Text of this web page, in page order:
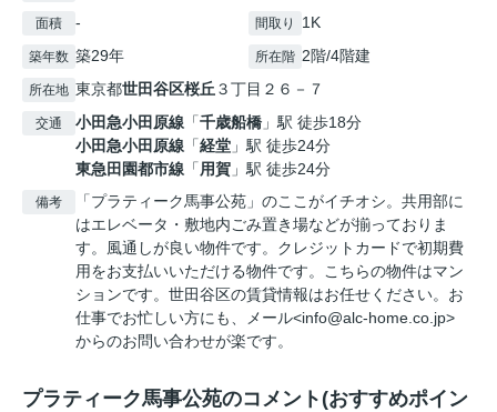
面積 - 間取り 1K
築年数 築29年 所在階 2階/4階建
所在地 東京都世田谷区桜丘 ３丁目２６－７
交通 小田急小田原線 「千歳船橋 」駅 徒歩18分
小田急小田原線 「経堂 」駅 徒歩24分
東急田園都市線 「用賀 」駅 徒歩24分
備考
「プラティーク⾺事公苑」のここがイチオシ。共用部に
はエレベータ・敷地内ごみ置き場などが揃っておりま
す。風通しが良い物件です。クレジットカードで初期費
用をお支払いいただける物件です。こちらの物件はマン
ションです。世田谷区の賃貸情報はお任せください。お
仕事でお忙しい方にも、メール<info@alc-home.co.jp>
からのお問い合わせが楽です。
プラティーク⾺事公苑のコメント(おすすめポイン